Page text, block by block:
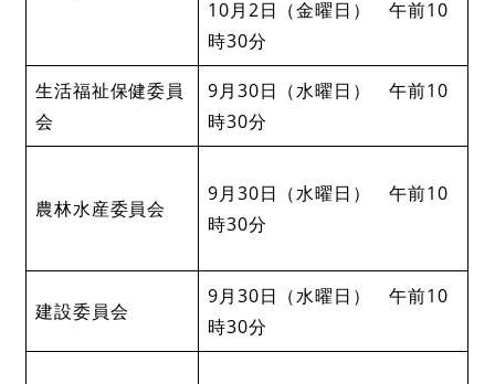
10月2日（金曜日） 午前10
時30分
生活福祉保健委員
会
9月30日（水曜日） 午前10
時30分
農林水産委員会
9月30日（水曜日） 午前10
時30分
建設委員会
9月30日（水曜日） 午前10
時30分